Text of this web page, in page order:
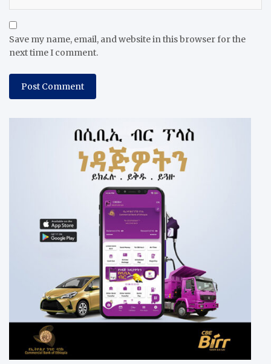
Save my name, email, and website in this browser for the
next time I comment.